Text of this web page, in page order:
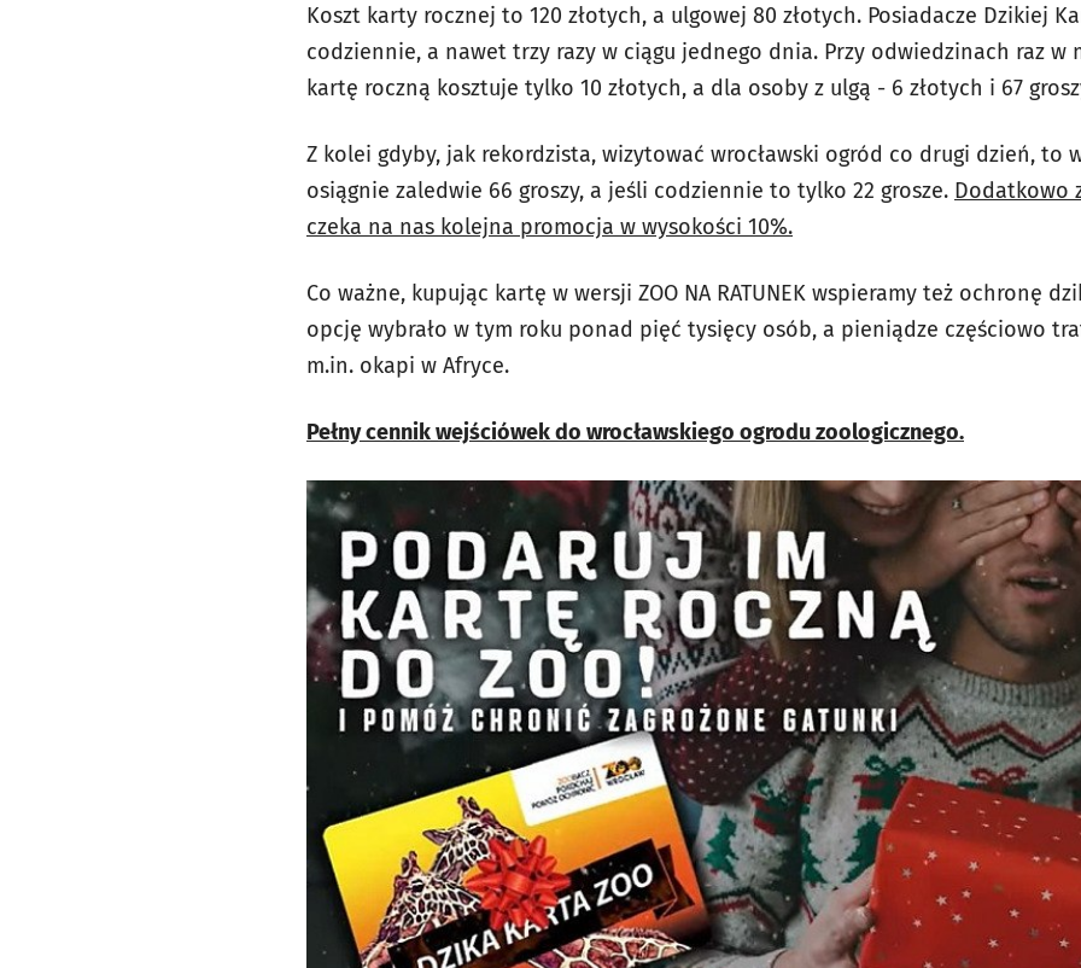
Koszt karty rocznej to 120 złotych, a ulgowej 80 złotych. Posiadacze Dzikiej
codziennie, a nawet trzy razy w ciągu jednego dnia. Przy odwiedzinach raz w
kartę roczną kosztuje tylko 10 złotych, a dla osoby z ulgą - 6 złotych i 67
Z kolei gdyby, jak rekordzista, wizytować wrocławski ogród co drugi dzień, to
osiągnie zaledwie 66 groszy, a jeśli codziennie to tylko 22 grosze. Dodatkowo
czeka na nas kolejna promocja w wysokości 10%.
Co ważne, kupując kartę w wersji ZOO NA RATUNEK wspieramy też ochronę
opcję wybrało w tym roku ponad pięć tysięcy osób, a pieniądze częściowo
m.in. okapi w Afryce.
Pełny cennik wejściówek do wrocławskiego ogrodu zoologicznego.